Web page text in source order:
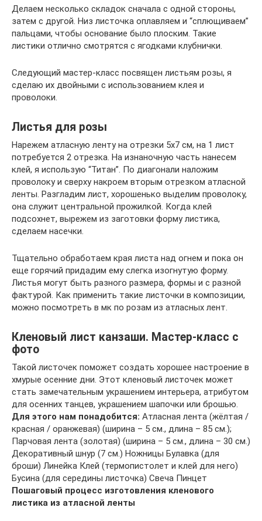
Делаем несколько складок сначала с одной стороны,
затем с другой. Низ листочка оплавляем и “сплющиваем”
пальцами, чтобы основание было плоским. Такие
листики отлично смотрятся с ягодками клубнички.
Следующий мастер-класс посвящен листьям розы, я
сделаю их двойными с использованием клея и
проволоки.
Листья для розы
Нарежем атласную ленту на отрезки 5х7 см, на 1 лист
потребуется 2 отрезка. На изнаночную часть нанесем
клей, я использую “Титан”. По диагонали наложим
проволоку и сверху накроем вторым отрезком атласной
ленты. Разгладим лист, хорошенько выделим проволоку,
она служит центральной прожилкой. Когда клей
подсохнет, вырежем из заготовки форму листика,
сделаем насечки.
Тщательно обработаем края листа над огнем и пока он
еще горячий придадим ему слегка изогнутую форму.
Листья могут быть разного размера, формы и с разной
фактурой. Как применить такие листочки в композиции,
можно посмотреть в мк по розам из атласных лент.
Кленовый лист канзаши. Мастер-класс с
фото
Такой листочек поможет создать хорошее настроение в
хмурые осенние дни. Этот кленовый листочек может
стать замечательным украшением интерьера, атрибутом
для осенних танцев, украшением шапочки или брошью.
Для этого нам понадобится: Атласная лента (жёлтая /
красная / оранжевая) (ширина – 5 см., длина – 85 см.);
Парчовая лента (золотая) (ширина – 5 см., длина – 30 см.)
Декоративный шнур (7 см.) Ножницы Булавка (для
броши) Линейка Клей (термопистолет и клей для него)
Бусина (для середины листочка) Свеча Пинцет
Пошаговый процесс изготовления кленового
листика из атласной ленты